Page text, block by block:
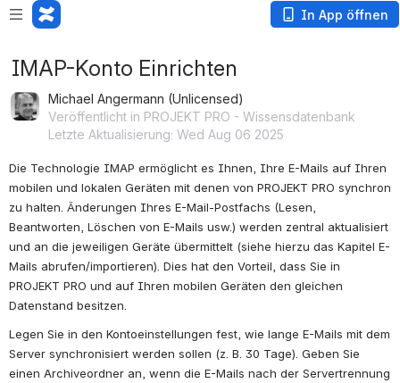
In App öffnen
IMAP-Konto Einrichten
Michael Angermann (Unlicensed)
Veröffentlicht in PROJEKT PRO - Wissensdatenbank
Letzte Aktualisierung: Wed Aug 06 2025
Die Technologie IMAP ermöglicht es Ihnen, Ihre E-Mails auf Ihren
mobilen und lokalen Geräten mit denen von PROJEKT PRO synchron
zu halten. Änderungen Ihres E-Mail-Postfachs (Lesen,
Beantworten, Löschen von E-Mails usw.) werden zentral aktualisiert
und an die jeweiligen Geräte übermittelt (siehe hierzu das Kapitel E-
Mails abrufen/importieren). Dies hat den Vorteil, dass Sie in
PROJEKT PRO und auf Ihren mobilen Geräten den gleichen
Datenstand besitzen.
Legen Sie in den Kontoeinstellungen fest, wie lange E-Mails mit dem
Server synchronisiert werden sollen (z. B. 30 Tage). Geben Sie
einen Archiveordner an, wenn die E-Mails nach der Servertrennung